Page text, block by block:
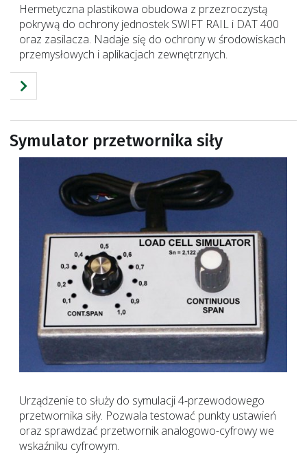
Hermetyczna plastikowa obudowa z przezroczystą
pokrywą do ochrony jednostek SWIFT RAIL i DAT 400
oraz zasilacza. Nadaje się do ochrony w środowiskach
przemysłowych i aplikacjach zewnętrznych.
Symulator przetwornika siły
Urządzenie to służy do symulacji 4-przewodowego
przetwornika siły. Pozwala testować punkty ustawień
oraz sprawdzać przetwornik analogowo-cyfrowy we
wskaźniku cyfrowym.